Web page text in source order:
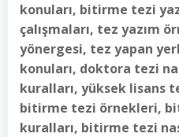
konuları, bitirme tezi
çalışmaları, tez yazım
yönergesi, tez yapan
konuları, doktora tezi
kuralları, yüksek lisans
bitirme tezi örnekleri,
kuralları, bitirme tezi